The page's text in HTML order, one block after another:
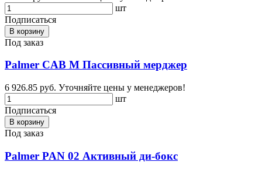
шт
Подписаться
В корзину
Под заказ
Palmer CAB M Пассивный мерджер
6 926.85 руб. Уточняйте цены у менеджеров!
шт
Подписаться
В корзину
Под заказ
Palmer PAN 02 Активный ди-бокс